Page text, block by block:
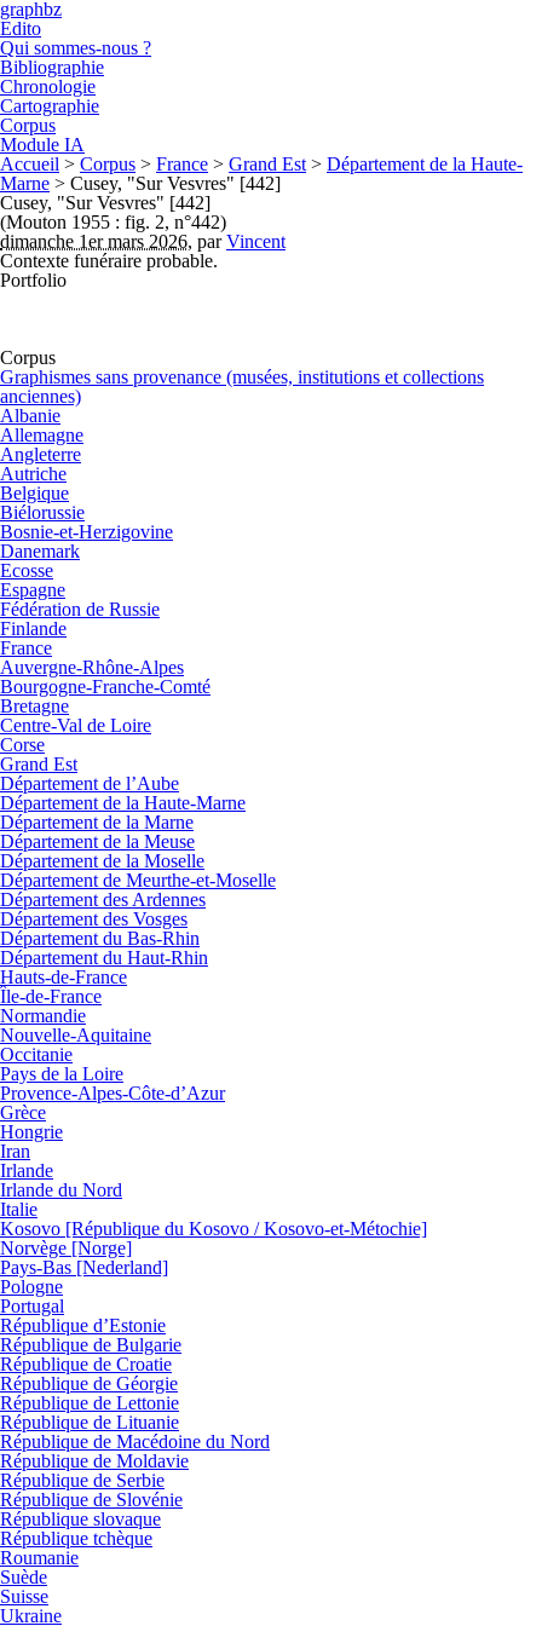
graphbz
Edito
Qui sommes-nous ?
Bibliographie
Chronologie
Cartographie
Corpus
Module IA
Accueil > Corpus > France > Grand Est > Département de la Haute-
Marne > Cusey, "Sur Vesvres" [442]
Cusey, "Sur Vesvres" [442]
(Mouton 1955 : fig. 2, n°442)
dimanche 1er mars 2026, parVincent
Contexte funéraire probable.
Portfolio
Corpus
Graphismes sans provenance (musées, institutions et collections
anciennes)
Albanie
Allemagne
Angleterre
Autriche
Belgique
Biélorussie
Bosnie-et-Herzigovine
Danemark
Ecosse
Espagne
Fédération de Russie
Finlande
France
Auvergne-Rhône-Alpes
Bourgogne-Franche-Comté
Bretagne
Centre-Val de Loire
Corse
Grand Est
Département de l’Aube
Département de la Haute-Marne
Département de la Marne
Département de la Meuse
Département de la Moselle
Département de Meurthe-et-Moselle
Département des Ardennes
Département des Vosges
Département du Bas-Rhin
Département du Haut-Rhin
Hauts-de-France
Île-de-France
Normandie
Nouvelle-Aquitaine
Occitanie
Pays de la Loire
Provence-Alpes-Côte-d’Azur
Grèce
Hongrie
Iran
Irlande
Irlande du Nord
Italie
Kosovo [République du Kosovo / Kosovo-et-Métochie]
Norvège [Norge]
Pays-Bas [Nederland]
Pologne
Portugal
République d’Estonie
République de Bulgarie
République de Croatie
République de Géorgie
République de Lettonie
République de Lituanie
République de Macédoine du Nord
République de Moldavie
République de Serbie
République de Slovénie
République slovaque
République tchèque
Roumanie
Suède
Suisse
Ukraine